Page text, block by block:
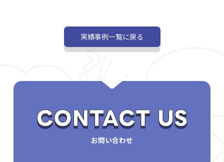
実績事例一覧に戻る
お問い合わせ